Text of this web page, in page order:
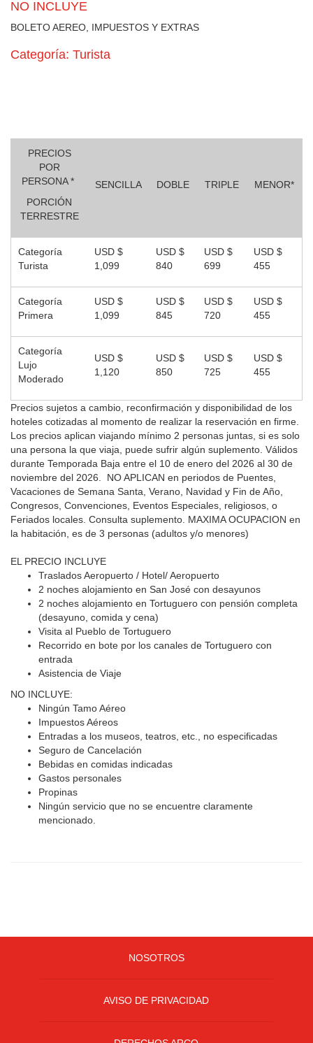
NO INCLUYE
BOLETO AEREO, IMPUESTOS Y EXTRAS
Categoría: Turista
PRECIOS
POR
PERSONA *
PORCIÓN
TERRESTRE
SENCILLA DOBLE TRIPLE MENOR*
Categoría
Turista
USD $
1,099
USD $
840
USD $
699
USD $
455
Categoría
Primera
USD $
1,099
USD $
845
USD $
720
USD $
455
Categoría
Lujo
Moderado
USD $
1,120
USD $
850
USD $
725
USD $
455
Precios sujetos a cambio, reconfirmación y disponibilidad de los
hoteles cotizadas al momento de realizar la reservación en firme.
Los precios aplican viajando mínimo 2 personas juntas, si es solo
una persona la que viaja, puede sufrir algún suplemento. Válidos
durante Temporada Baja entre el 10 de enero del 2026 al 30 de
noviembre del 2026. NO APLICAN en periodos de Puentes,
Vacaciones de Semana Santa, Verano, Navidad y Fin de Año,
Congresos, Convenciones, Eventos Especiales, religiosos, o
Feriados locales. Consulta suplemento. MAXIMA OCUPACION en
la habitación, es de 3 personas (adultos y/o menores)
EL PRECIO INCLUYE
Traslados Aeropuerto / Hotel/ Aeropuerto
2 noches alojamiento en San José con desayunos
2 noches alojamiento en Tortuguero con pensión completa
(desayuno, comida y cena)
Visita al Pueblo de Tortuguero
Recorrido en bote por los canales de Tortuguero con
entrada
Asistencia de Viaje
NO INCLUYE:
Ningún Tamo Aéreo
Impuestos Aéreos
Entradas a los museos, teatros, etc., no especificadas
Seguro de Cancelación
Bebidas en comidas indicadas
Gastos personales
Propinas
Ningún servicio que no se encuentre claramente
mencionado.
NOSOTROS
AVISO DE PRIVACIDAD